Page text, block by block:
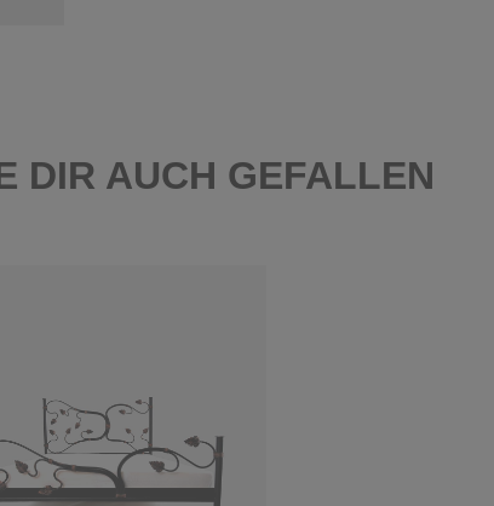
DIR AUCH GEFALLEN